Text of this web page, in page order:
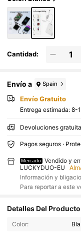
Cantidad:
Envío a Spain
Envío Gratuito
Entrega estimada: 8-
Devoluciones
Pagos seguros ·
Mercado
Vendido y
LUCKYDUO-EU
Información y
Para reportar a este
Detalles Del Producto
Color: